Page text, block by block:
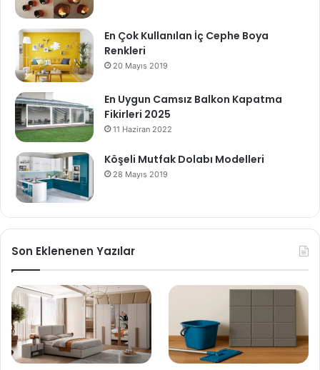
En Çok Kullanılan İç Cephe Boya
Renkleri
20 Mayıs 2019
En Uygun Camsız Balkon Kapatma
Fikirleri 2025
11 Haziran 2022
Köşeli Mutfak Dolabı Modelleri
28 Mayıs 2019
Son Eklenenen Yazılar